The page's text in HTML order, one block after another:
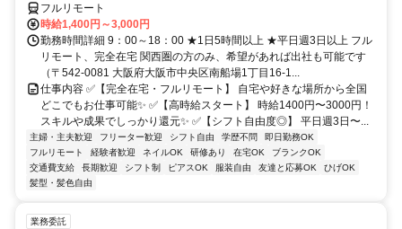
フルリモート
時給1,400円～3,000円
勤務時間詳細 9：00～18：00 ★1日5時間以上 ★平日週3日以上 フル
リモート、完全在宅 関西圏の方のみ、希望があれば出社も可能です
（〒542-0081 大阪府大阪市中央区南船場1丁目16-1...
仕事内容 ✅【完全在宅・フルリモート】 自宅や好きな場所から全国
どこでもお仕事可能✨ ✅【高時給スタート】 時給1400円〜3000円！
スキルや成果でしっかり還元✨ ✅【シフト自由度◎】 平日週3日〜...
主婦・主夫歓迎 フリーター歓迎 シフト自由 学歴不問
即日勤務OK
フルリモート
経験者歓迎 ネイルOK 研修あり 在宅OK
ブランクOK
交通費支給
長期歓迎 シフト制 ピアスOK 服装自由 友達と応募OK
ひげOK
髪型・髪色自由
業務委託